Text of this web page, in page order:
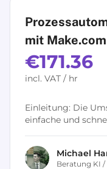
mit
No-Code-
€171.36
incl. VAT / hr
Einleitung: Die
einfache und
No-Code-
Michael
Beratung KI /